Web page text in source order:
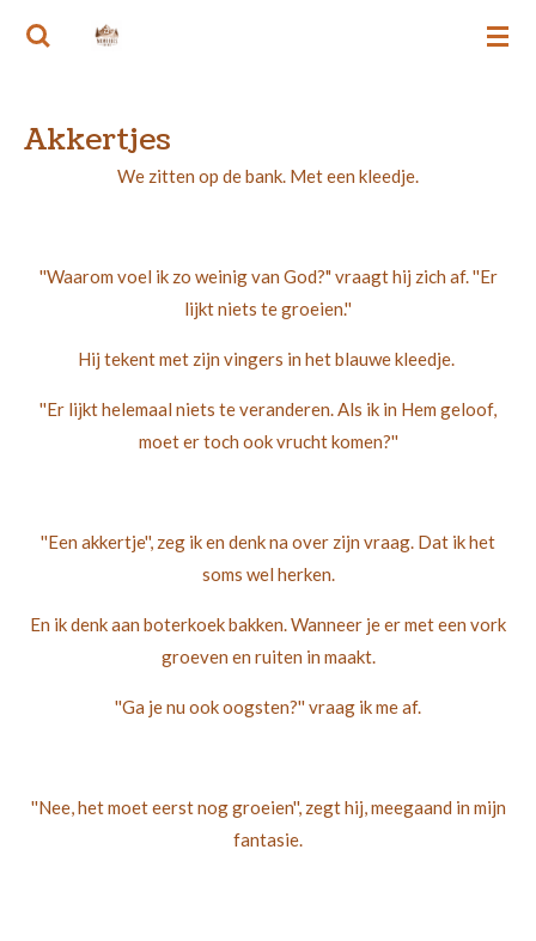
Ga
de
hoofdinhoud
Akkertjes
We zitten op de bank. Met een kleedje.
''Waarom voel ik zo weinig van God?" vraagt hij zich af. ''Er
lijkt niets te groeien.''
Hij tekent met zijn vingers in het blauwe kleedje.
''Er lijkt helemaal niets te veranderen. Als ik in Hem geloof,
moet er toch ook vrucht komen?''
''Een akkertje'', zeg ik en denk na over zijn vraag. Dat ik het
soms wel herken.
En ik denk aan boterkoek bakken. Wanneer je er met een vork
groeven en ruiten in maakt.
''Ga je nu ook oogsten?'' vraag ik me af.
''Nee, het moet eerst nog groeien'', zegt hij, meegaand in mijn
fantasie.